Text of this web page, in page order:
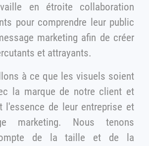
en étroite collaboration
leur public
marketing afin de créer
et attrayants.
visuels soient
la marque de notre client et
l'essence de leur entreprise et
de la taille et de la